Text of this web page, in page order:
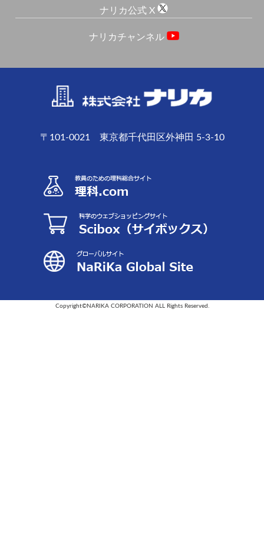
ナリカ公式 X
ナリカチャンネル
〒101-0021 東京都千代田区外神田 5-3-10
Copyright©NARIKA CORPORATION ALL Rights Reserved.